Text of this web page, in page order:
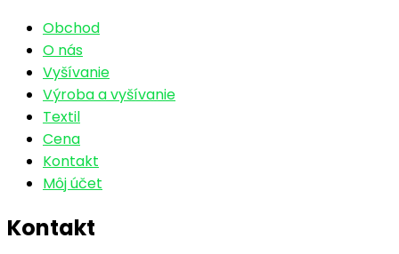
Obchod
O nás
Vyšívanie
Výroba a vyšívanie
Textil
Cena
Kontakt
Môj účet
Kontakt